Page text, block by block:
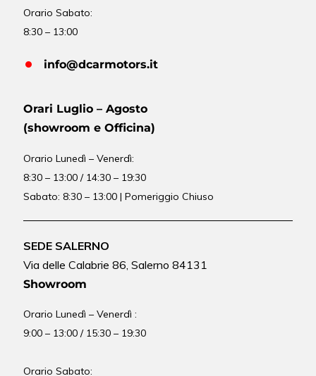
Orario Sabato:
8:30 – 13:00
info@dcarmotors.it
Orari Luglio – Agosto
(showroom e Officina)
OrarioLunedì – Venerdì:
8:30 – 13:00 / 14:30 – 19:30
Sabato: 8:30 – 13:00 | Pomeriggio Chiuso
SEDE SALERNO
Via delle Calabrie 86, Salerno 84131
Showroom
Orario Lunedì – Venerdì :
9:00 – 13:00 / 15:30 – 19:30
Orario Sabato: